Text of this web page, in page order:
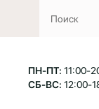
ПН-ПТ: 11:00-
СБ-ВС: 12:00-